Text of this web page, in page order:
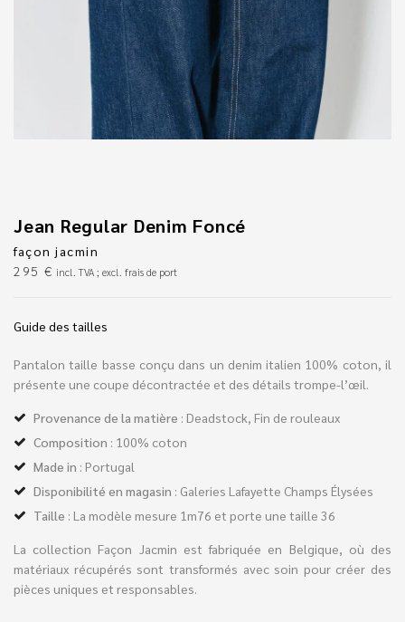
Jean Regular Denim Foncé
façon jacmin
295 € incl. TVA ; excl. frais de port
Guide des tailles
Pantalon taille basse conçu dans un denim italien 100% coton, il
présente une coupe décontractée et des détails trompe-l’œil.
Provenance de la matière : Deadstock, Fin de rouleaux
Composition : 100% coton
Made in : Portugal
Disponibilité en magasin : Galeries Lafayette Champs Élysées
Taille : La modèle mesure 1m76 et porte une taille 36
La collection Façon Jacmin est fabriquée en Belgique, où des
matériaux récupérés sont transformés avec soin pour créer des
pièces uniques et responsables.